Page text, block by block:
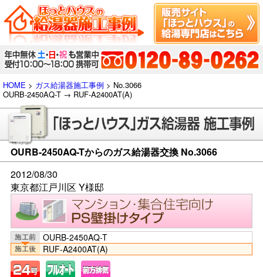
HOME > ガス給湯器施工事例 > No.3066
OURB-2450AQ-T → RUF-A2400AT(A)
OURB-2450AQ-Tからのガス給湯器交換 No.3066
2012/08/30
東京都江戸川区 Y様邸
OURB-2450AQ-T
RUF-A2400AT(A)